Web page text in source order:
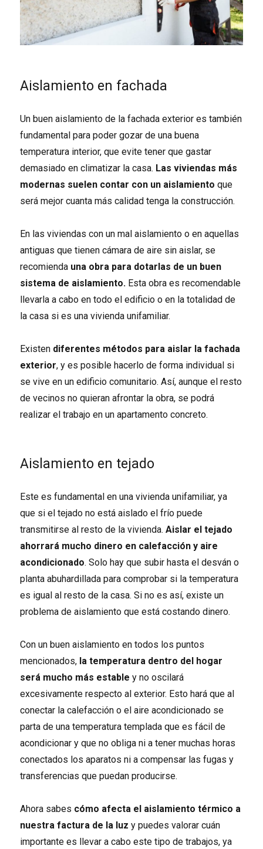
Aislamiento en fachada
Un buen aislamiento de la fachada exterior es también
fundamental para poder gozar de una buena
temperatura interior, que evite tener que gastar
demasiado en climatizar la casa. Las viviendas más
modernas suelen contar con un aislamiento que
será mejor cuanta más calidad tenga la construcción.
En las viviendas con un mal aislamiento o en aquellas
antiguas que tienen cámara de aire sin aislar, se
recomienda una obra para dotarlas de un buen
sistema de aislamiento. Esta obra es recomendable
llevarla a cabo en todo el edificio o en la totalidad de
la casa si es una vivienda unifamiliar.
Existen diferentes métodos para aislar la fachada
exterior, y es posible hacerlo de forma individual si
se vive en un edificio comunitario. Así, aunque el resto
de vecinos no quieran afrontar la obra, se podrá
realizar el trabajo en un apartamento concreto.
Aislamiento en tejado
Este es fundamental en una vivienda unifamiliar, ya
que si el tejado no está aislado el frío puede
transmitirse al resto de la vivienda.Aislar el tejado
ahorrará mucho dinero en calefacción y aire
acondicionado. Solo hay que subir hasta el desván o
planta abuhardillada para comprobar si la temperatura
es igual al resto de la casa. Si no es así, existe un
problema de aislamiento que está costando dinero.
Con un buen aislamiento en todos los puntos
mencionados, la temperatura dentro del hogar
será mucho más estable y no oscilará
excesivamente respecto al exterior. Esto hará que al
conectar la calefacción o el aire acondicionado se
parta de una temperatura templada que es fácil de
acondicionar y que no obliga ni a tener muchas horas
conectados los aparatos ni a compensar las fugas y
transferencias que puedan producirse.
Ahora sabes cómo afecta el aislamiento térmico a
nuestra factura de la luz y puedes valorar cuán
importante es llevar a cabo este tipo de trabajos, ya